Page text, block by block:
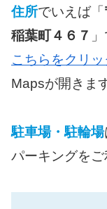
住所でいえば「
稲葉町４６７
こちらをクリッ
Mapsが開きま
駐車場・駐輪場
パーキングを